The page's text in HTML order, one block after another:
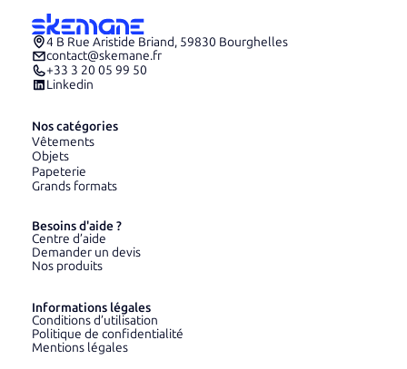
4 B Rue Aristide Briand, 59830 Bourghelles
contact@skemane.fr
+33 3 20 05 99 50
Linkedin
Nos catégories
Vêtements
Objets
Papeterie
Grands formats
Besoins d'aide ?
Centre d’aide
Demander un devis
Nos produits
Informations légales
Conditions d’utilisation
Politique de confidentialité
Mentions légales